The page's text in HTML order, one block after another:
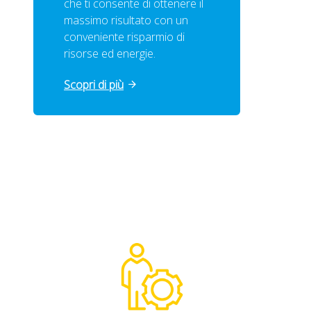
che ti consente di ottenere il
massimo risultato con un
conveniente risparmio di
risorse ed energie.
Scopri di più